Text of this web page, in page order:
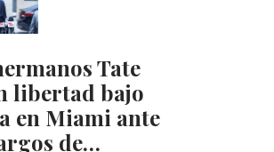
Tate
libertad bajo
en Miami ante
de…